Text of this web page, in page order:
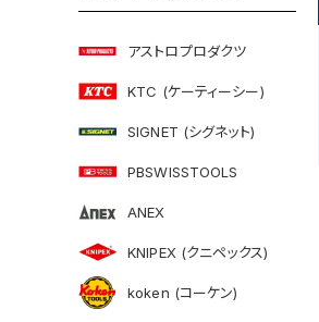
アストロプロダクツ
KTC (ケーティーシー)
SIGNET (シグネット)
PBSWISSTOOLS
ANEX
KNIPEX (クニペックス)
koken (コーケン)